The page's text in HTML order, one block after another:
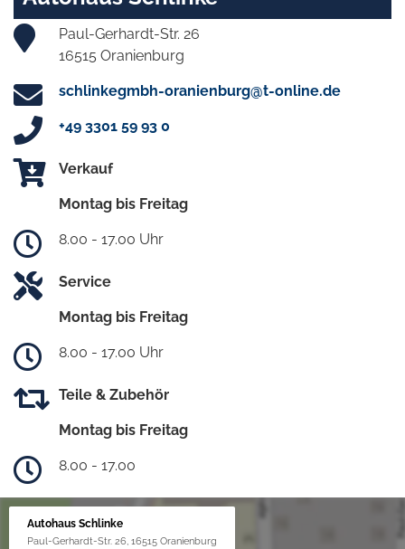
Paul-Gerhardt-Str. 26
16515 Oranienburg
schlinkegmbh-oranienburg@t-online.de
+49 3301 59 93 0
Verkauf
Montag bis Freitag
8.00 - 17.00 Uhr
Service
Montag bis Freitag
8.00 - 17.00 Uhr
Teile & Zubehör
Montag bis Freitag
8.00 - 17.00
Autohaus Schlinke
Paul-Gerhardt-Str. 26, 16515 Oranienburg